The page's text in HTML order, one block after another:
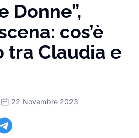
Donne”,
cos’è
tra Claudia e
22 Novembre 2023